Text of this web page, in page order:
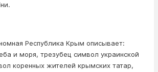
Республика Крым описывает:
и моря, трезубец символ украинской
коренных жителей крымских татар,